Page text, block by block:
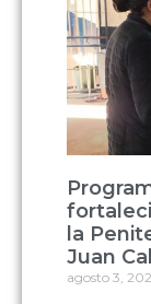
la
Juan
agosto 3,